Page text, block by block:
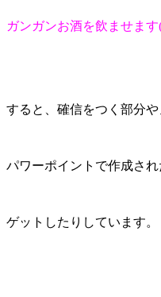
ガンガンお酒を飲ませます
すると、確信をつく部分や
パワーポイントで作成さ
ゲットしたりしています。